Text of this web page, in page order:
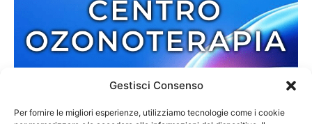
Gestisci Consenso
Per fornire le migliori esperienze, utilizziamo tecnologie come i cookie